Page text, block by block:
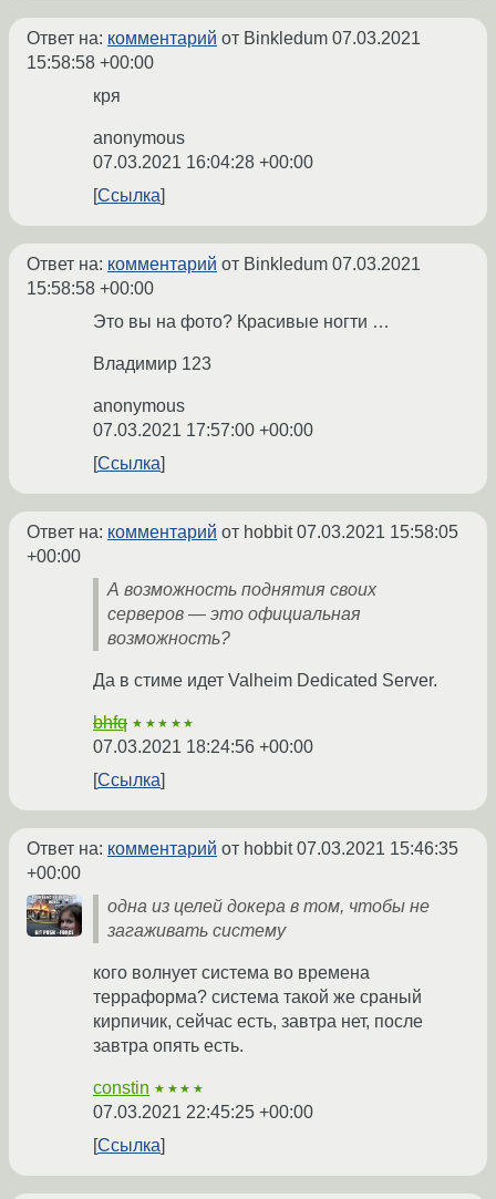
Ответ на: комментарий от Binkledum 07.03.2021
15:58:58 +00:00
кря
anonymous
07.03.2021 16:04:28 +00:00
Ссылка
Ответ на: комментарий от Binkledum 07.03.2021
15:58:58 +00:00
Это вы на фото? Красивые ногти …
Владимир 123
anonymous
07.03.2021 17:57:00 +00:00
Ссылка
Ответ на: комментарий от hobbit07.03.2021 15:58:05
+00:00
А возможность поднятия своих
серверов — это официальная
возможность?
Да в стиме идет Valheim Dedicated Server.
bhfq ★★★★★
07.03.2021 18:24:56 +00:00
Ссылка
Ответ на: комментарий от hobbit07.03.2021 15:46:35
+00:00
одна из целей докера в том, чтобы не
загаживать систему
кого волнует система во времена
терраформа? система такой же сраный
кирпичик, сейчас есть, завтра нет, после
завтра опять есть.
constin ★★★★
07.03.2021 22:45:25 +00:00
Ссылка